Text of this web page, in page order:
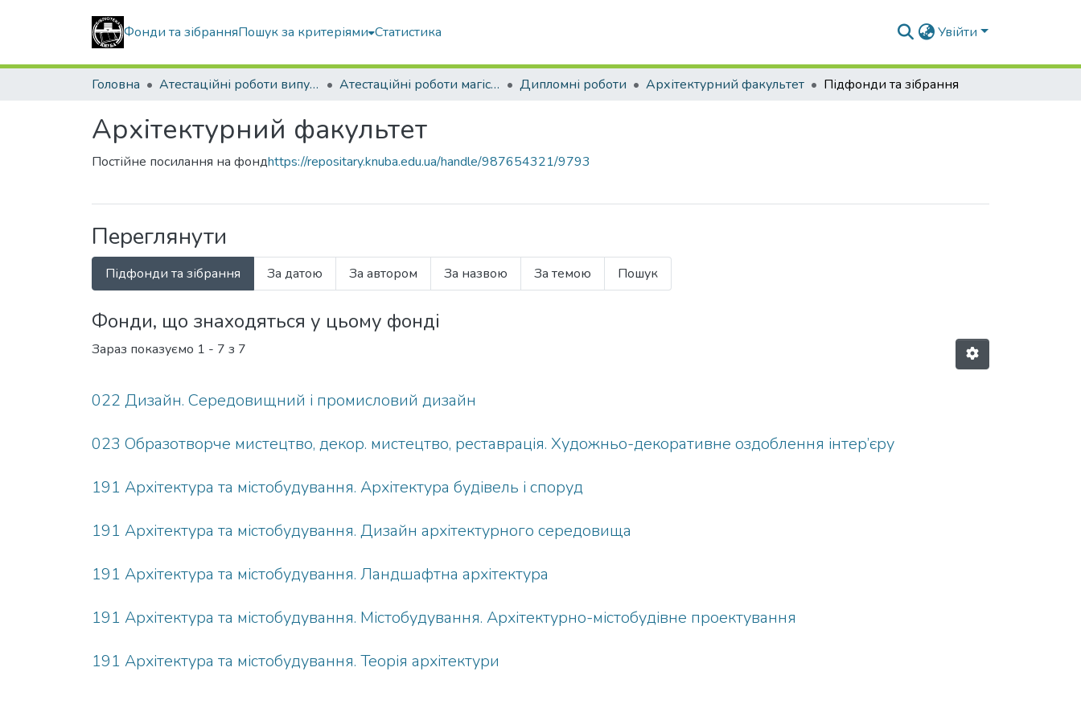
Фонди та зібранняПошук за критеріями Статистика Увійти
Головна Атестаційні роботи випускників Атестаційні роботи магістрів Дипломні роботи Архітектурний факультет Підфонди та зібрання
Архітектурний факультет
Постійне посилання на фондhttps://repositary.knuba.edu.ua/handle/987654321/9793
Переглянути
Підфонди та зібрання За датою За автором За назвою За темою Пошук
Фонди, що знаходяться у цьому фонді
Зараз показуємо 1 - 7 з 7
022 Дизайн. Середовищний і промисловий дизайн
023 Образотворче мистецтво, декор. мистецтво, реставрація. Художньо-декоративне оздоблення інтер’єру
191 Архітектура та містобудування. Архітектура будівель і споруд
191 Архітектура та містобудування. Дизайн архітектурного середовища
191 Архітектура та містобудування. Ландшафтна архітектура
191 Архітектура та містобудування. Містобудування. Архітектурно-містобудівне проектування
191 Архітектура та містобудування. Теорія архітектури